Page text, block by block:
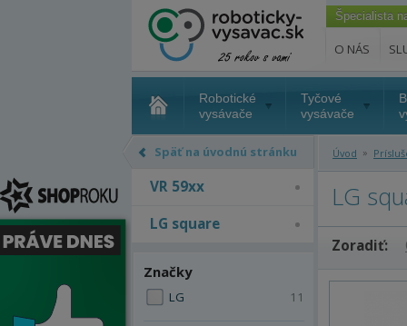
Špecialista
O NÁS
Robotické
vysávače
Tyčové
vysávače
Späť na úvodnú stránku
VR 59xx
LG square
Značky
LG 11
Úvod »
LG
Zoradiť: